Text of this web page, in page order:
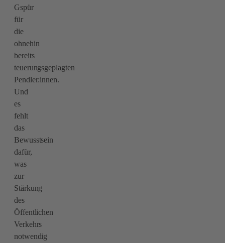
Gspür
für
die
ohnehin
bereits
teuerungsgeplagten
Pendler:innen.
Und
es
fehlt
das
Bewusstsein
dafür,
was
zur
Stärkung
des
Öffentlichen
Verkehrs
notwendig